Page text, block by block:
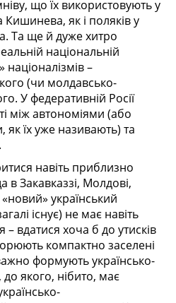
що їх використовують у
Кишинева, як і поляків у
Та ще й дуже хитро
національній
націоналізмів –
(чи молдавсько-
У федеративній Росії
між автономіями (або
їх уже називають) та
навіть приблизно
в Закавказзі, Молдові,
український
існує) не має навіть
вдатися хоча б до утисків
компактно заселені
формують українсько-
якого, нібито, має